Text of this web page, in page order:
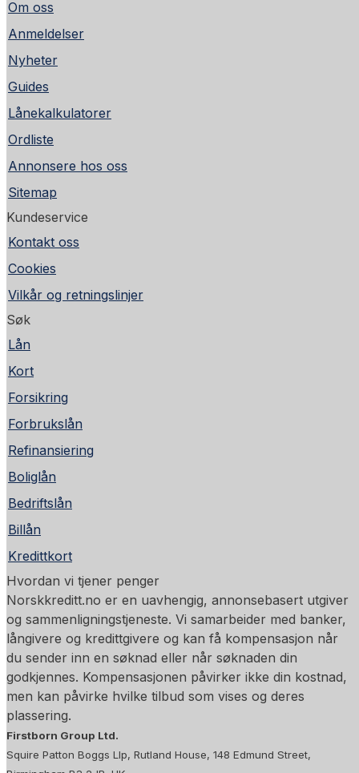
Om oss
Anmeldelser
Nyheter
Guides
Lånekalkulatorer
Ordliste
Annonsere hos oss
Sitemap
Kundeservice
Kontakt oss
Cookies
Vilkår og retningslinjer
Søk
Lån
Kort
Forsikring
Forbrukslån
Refinansiering
Boliglån
Bedriftslån
Billån
Kredittkort
Hvordan vi tjener penger
Norskkreditt.no er en uavhengig, annonsebasert utgiver
og sammenligningstjeneste. Vi samarbeider med banker,
långivere og kredittgivere og kan få kompensasjon når
du sender inn en søknad eller når søknaden din
godkjennes. Kompensasjonen påvirker ikke din kostnad,
men kan påvirke hvilke tilbud som vises og deres
plassering.
Firstborn Group Ltd.
Squire Patton Boggs Llp, Rutland House, 148 Edmund Street,